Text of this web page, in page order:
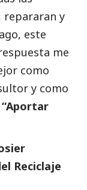
repararan y
este
me
como
y como
“Aportar
Reciclaje